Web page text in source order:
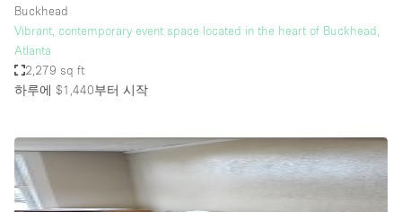
Buckhead
Vibrant, contemporary event space located in the heart of Buckhead,
Atlanta
2,279 sq ft
하루에 $1,440부터 시작